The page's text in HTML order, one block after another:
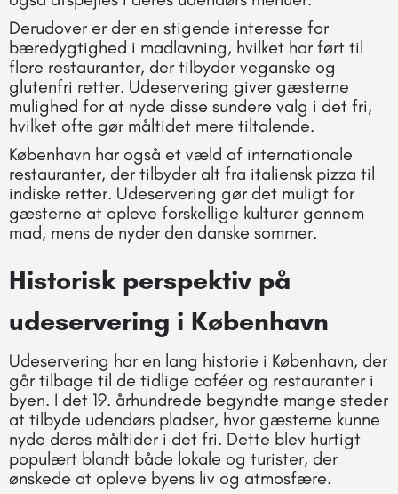
Derudover er der en stigende interesse for
bæredygtighed i madlavning, hvilket har ført til
flere restauranter, der tilbyder veganske og
glutenfri retter. Udeservering giver gæsterne
mulighed for at nyde disse sundere valg i det fri,
hvilket ofte gør måltidet mere tiltalende.
København har også et væld af internationale
restauranter, der tilbyder alt fra italiensk pizza til
indiske retter. Udeservering gør det muligt for
gæsterne at opleve forskellige kulturer gennem
mad, mens de nyder den danske sommer.
Historisk perspektiv på
udeservering i København
Udeservering har en lang historie i København, der
går tilbage til de tidlige caféer og restauranter i
byen. I det 19. århundrede begyndte mange steder
at tilbyde udendørs pladser, hvor gæsterne kunne
nyde deres måltider i det fri. Dette blev hurtigt
populært blandt både lokale og turister, der
ønskede at opleve byens liv og atmosfære.